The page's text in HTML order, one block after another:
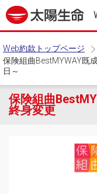
Web約款トップページ
保険組曲BestMYWAY既
日～
保険組曲
終身変更